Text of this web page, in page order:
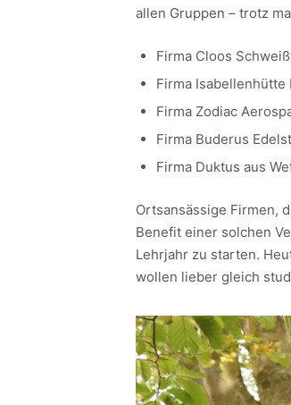
allen Gruppen – trotz
Firma Cloos
Firma
Firma Zodiac
Firma Buderus
Firma Duktus aus
Ortsansässige Firmen,
Benefit einer solchen
Lehrjahr zu starten.
wollen lieber gleich